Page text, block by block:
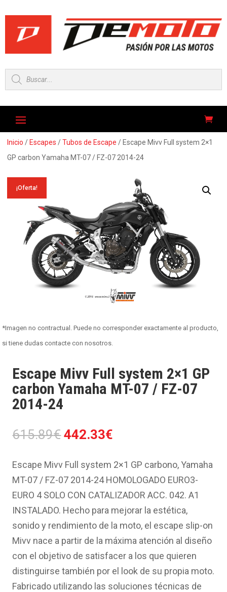
Búsqueda
de
productos
Inicio / Escapes /Tubos de Escape / Escape Mivv Full system 2×1
GP carbon Yamaha MT-07 / FZ-07 2014-24
¡Oferta!
*Imagen no contractual. Puede no corresponder exactamente al producto,
si tiene dudas contacte con nosotros.
Escape Mivv Full system 2×1 GP
carbon Yamaha MT-07 / FZ-07
2014-24
615.89€El
original
era:
615.89€.
442.33€
actual
es:
442.33€.
Escape Mivv Full system 2×1 GP carbono, Yamaha
MT-07 / FZ-07 2014-24 HOMOLOGADO EURO3-
EURO 4 SOLO CON CATALIZADOR ACC. 042. A1
INSTALADO. Hecho para mejorar la estética,
sonido y rendimiento de la moto, el escape slip-on
Mivv nace a partir de la máxima atención al diseño
con el objetivo de satisfacer a los que quieren
distinguirse también por el look de su propia moto.
Fabricado utilizando las soluciones técnicas de